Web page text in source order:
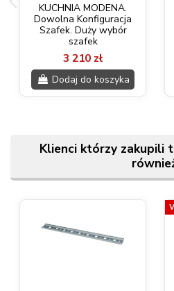
KUCHNIA MODENA.
Dowolna Konfiguracja
Szafek. Duży wybór
szafek
3 210 zł
Dodaj do koszyka
Klienci którzy zakupili